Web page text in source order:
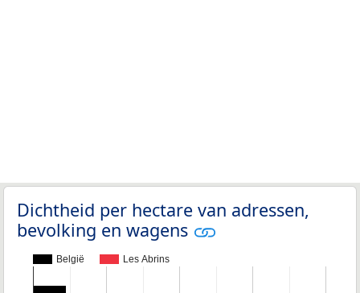
Dichtheid per hectare van adressen,
bevolking en wagens
België Les Abrins